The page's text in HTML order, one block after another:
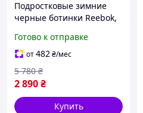
Подростковые зимние
черные ботинки Reebok,
подростковые ботинки
для мальчика, зимняя
обувь
Готово к отправке
от482₴/мес
2 890₴
5 780 ₴
Купить